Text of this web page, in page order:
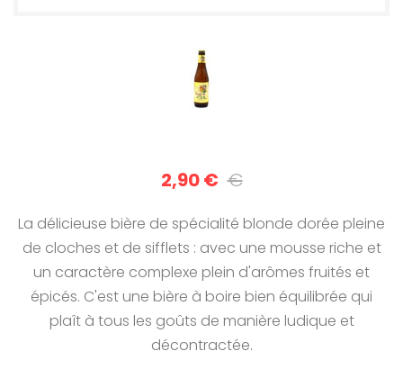
2,90 € €
La délicieuse bière de spécialité blonde dorée pleine
de cloches et de sifflets : avec une mousse riche et
un caractère complexe plein d'arômes fruités et
épicés. C'est une bière à boire bien équilibrée qui
plaît à tous les goûts de manière ludique et
décontractée.